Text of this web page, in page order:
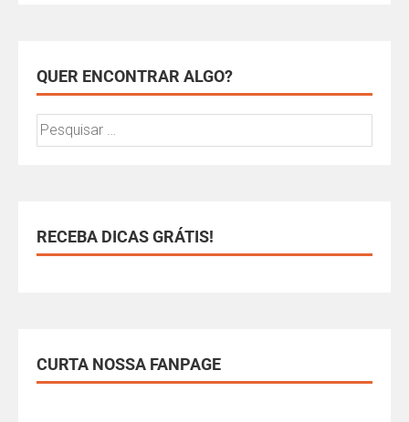
QUER ENCONTRAR ALGO?
RECEBA DICAS GRÁTIS!
CURTA NOSSA FANPAGE